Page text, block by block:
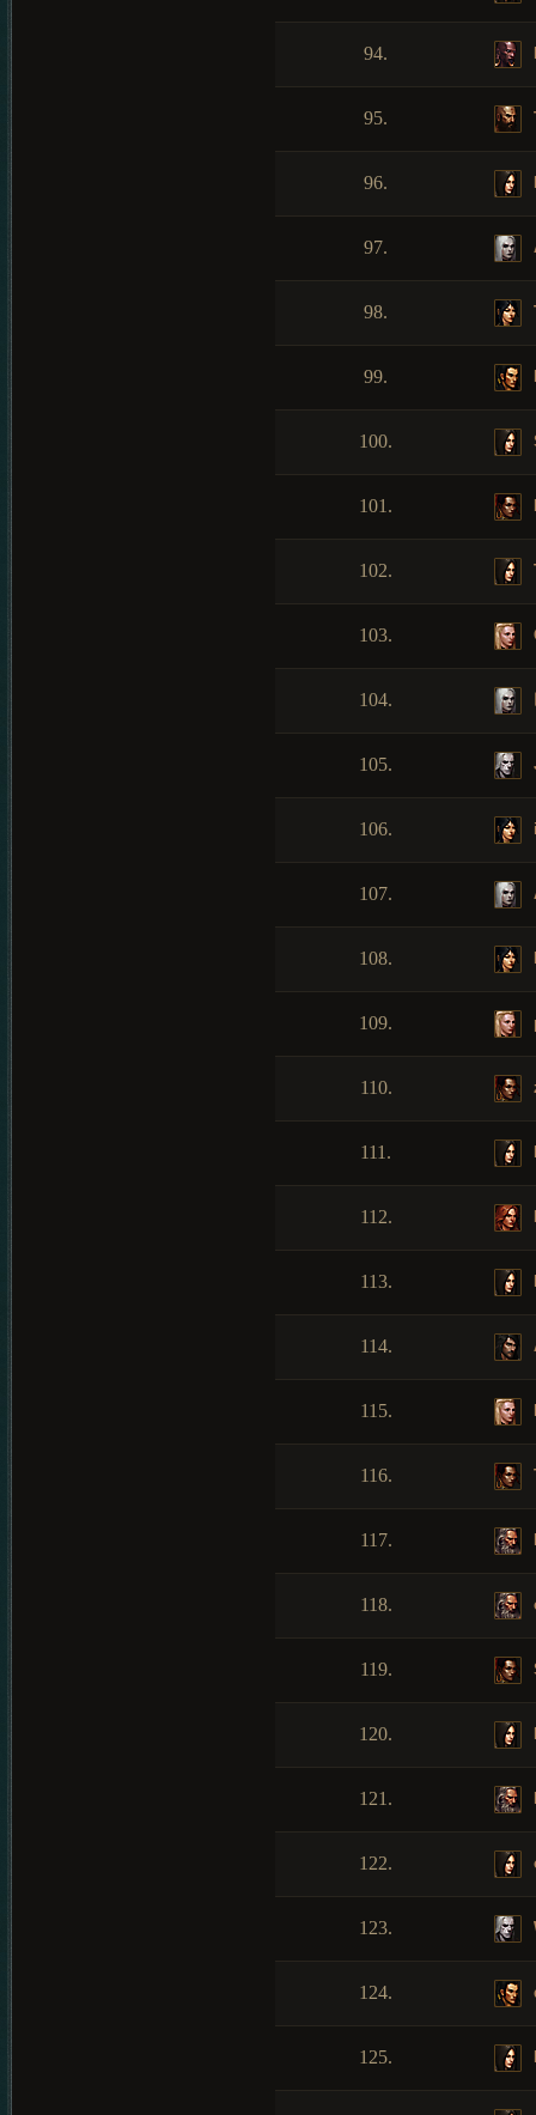
94.
95.
96.
97.
98.
99.
100.
101.
102.
103.
104.
105.
106.
107.
108.
109.
110.
111.
112.
113.
114.
115.
116.
117.
118.
119.
120.
121.
122.
123.
124.
125.